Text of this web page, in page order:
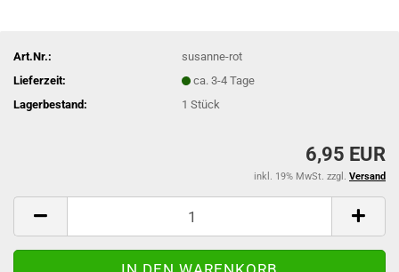
Art.Nr.:
susanne-rot
Lieferzeit:
ca. 3-4 Tage
Lagerbestand:
1Stück
6,95 EUR
inkl. 19% MwSt. zzgl. Versand